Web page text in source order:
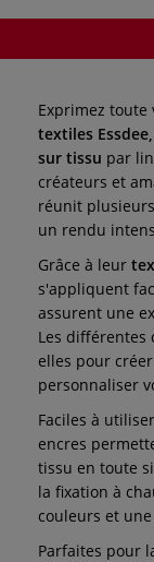
Exprimez toute
textiles Essdee,
sur tissu par
créateurs et
réunit
un rendu
Grâce à leur
s'appliquent
assurent une
Les différentes
elles pour
personnaliser
Faciles à
encres
tissu en toute
la fixation à
couleurs et
Parfaites pour